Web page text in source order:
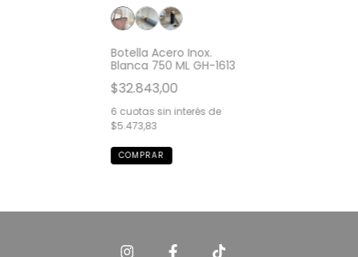
Botella Acero Inox.
Blanca 750 ML GH-1613
$32.843,00
6 cuotas sin interés de
$5.473,83